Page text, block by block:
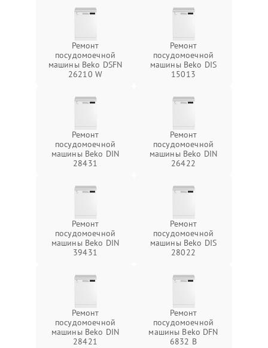
Ремонт
посудомоечной
машины Beko DSFN
26210 W
Ремонт
посудомоечной
машины Beko DIS
15013
Ремонт
посудомоечной
машины Beko DIN
28431
Ремонт
посудомоечной
машины Beko DIN
26422
Ремонт
посудомоечной
машины Beko DIN
39431
Ремонт
посудомоечной
машины Beko DIS
28022
Ремонт
посудомоечной
машины Beko DIN
28421
Ремонт
посудомоечной
машины Beko DFN
6832 B